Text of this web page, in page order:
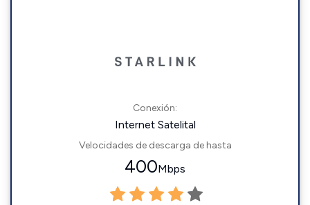
Conexión:
Internet Satelital
Velocidades de descarga de hasta
400Mbps